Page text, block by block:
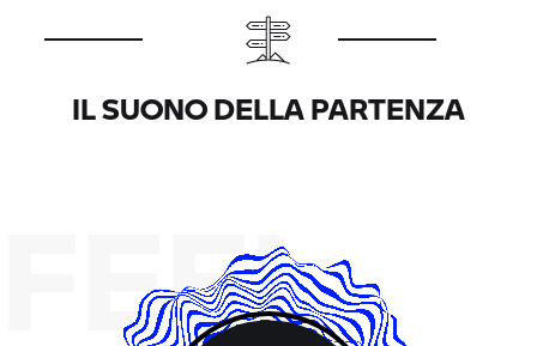
IL SUONO DELLA PARTENZA
FEEL